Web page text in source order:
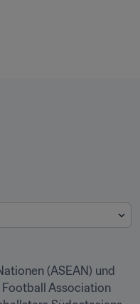
(ASEAN) und
Association